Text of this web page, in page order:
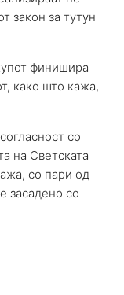
закон за тутун
финишира
како што кажа,
со
на Светската
со пари од
засадено со